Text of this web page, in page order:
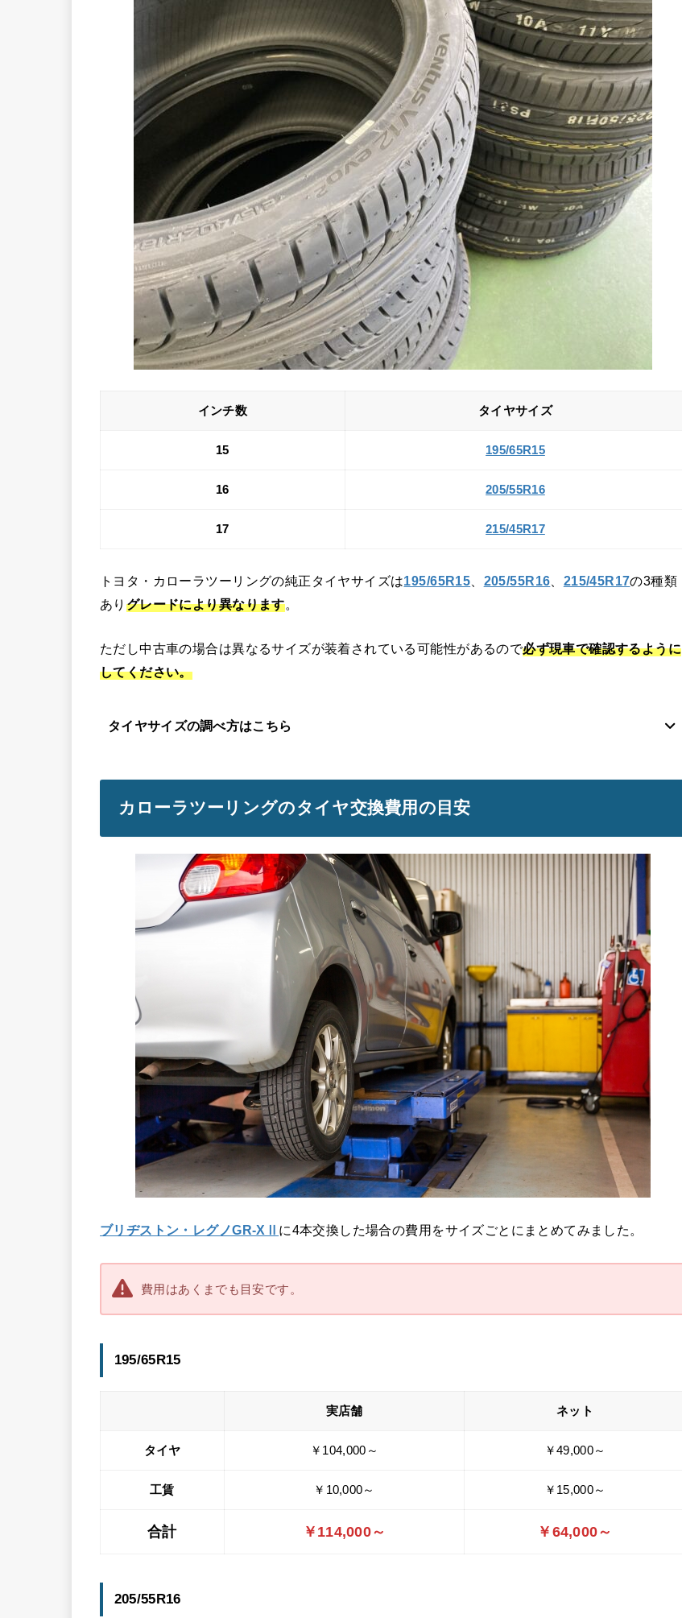
インチ数 タイヤサイズ
15 195/65R15
16 205/55R16
17 215/45R17
トヨタ・カローラツーリングの純正タイヤサイズは195/65R15 205/55R16 215/45R17の3種類
あり グレードにより異なります。
ただし中古車の場合は異なるサイズが装着されている可能性があるので必ず現車で確認するように
してください。
タイヤサイズの調べ方はこちら
カローラツーリングのタイヤ交換費用の目安
ブリヂストン・レグノGR-XⅡ に4本交換した場合の費用をサイズごとにまとめてみました。
費用はあくまでも目安です。
195/65R15
実店舗 ネット
タイヤ ￥104,000～ ￥49,000～
工賃 ￥10,000～ ￥15,000～
合計 ￥114,000～ ￥64,000～
205/55R16